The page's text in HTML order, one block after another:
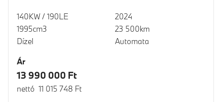
140KW / 190LE
1995cm3
Dízel
2024
23 500km
Automata
Ár
13 990 000 Ft
nettó 11 015 748 Ft